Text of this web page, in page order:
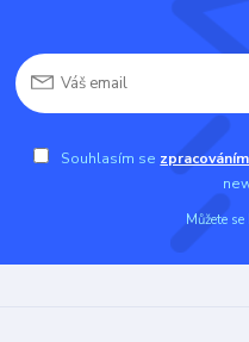
Souhlasím se
Můžete